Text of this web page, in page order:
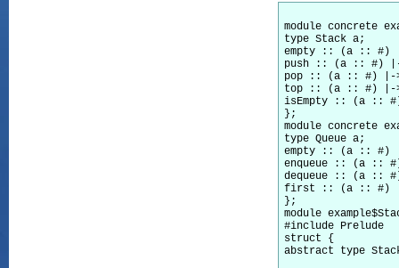
module concrete
type Stack a;
empty :: (a :: #)
push :: (a :: #) |-
pop :: (a :: #) |->
top :: (a :: #) |->
isEmpty :: (a :: #)
};
module concrete
type Queue a;
empty :: (a :: #)
enqueue :: (a ::
dequeue :: (a ::
first :: (a :: #) |-
};
module
#include Prelude
struct {
abstract type